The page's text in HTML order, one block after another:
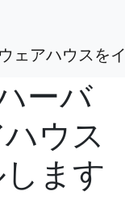
ェアハウスを
ーバ
ウス
ます